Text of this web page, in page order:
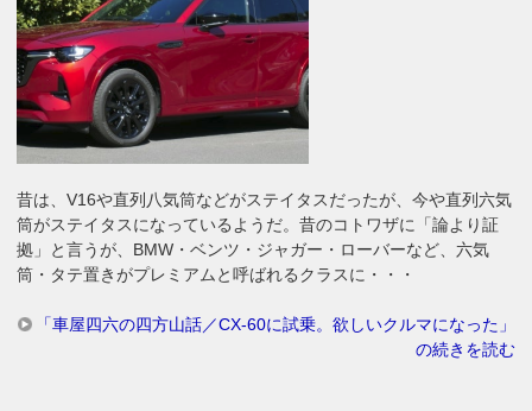
昔は、V16や直列八気筒などがステイタスだったが、今や直列六気
筒がステイタスになっているようだ。昔のコトワザに「論より証
拠」と言うが、BMW・ベンツ・ジャガー・ローバーなど、六気
筒・タテ置きがプレミアムと呼ばれるクラスに・・・
「車屋四六の四方山話／CX-60に試乗。欲しいクルマになった」
の続きを読む